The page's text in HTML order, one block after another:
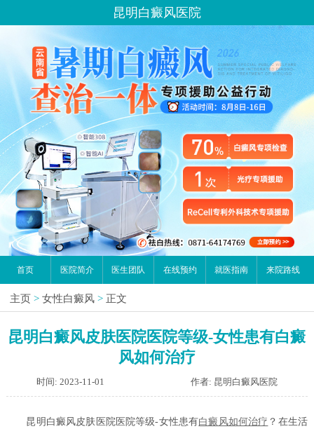
昆明白癜风医院
首页 医院简介 医生团队 在线预约 就医指南 来院路线
主页 > 女性白癜风 > 正文
昆明白癜风皮肤医院医院等级-女性患有白癜
风如何治疗
时间: 2023-11-01 作者: 昆明白癜风医院
昆明白癜风皮肤医院医院等级-女性患有白癜风如何治疗 ？在生活